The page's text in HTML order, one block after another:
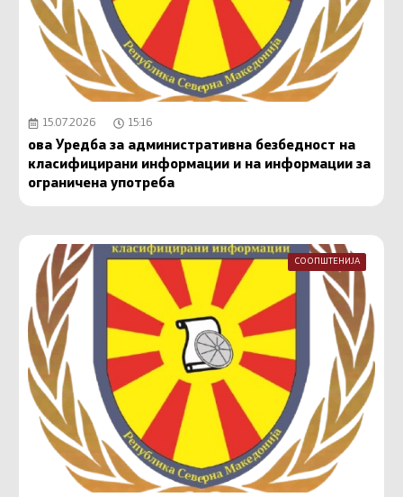
15.07.2026 15:16
ова Уредба за административна безбедност на
класифицирани информации и на информации за
ограничена употреба
СООПШТЕНИЈА